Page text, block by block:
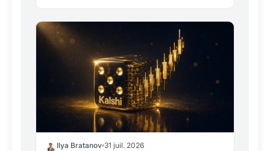
Ilya Bratanov 31 juil. 2026